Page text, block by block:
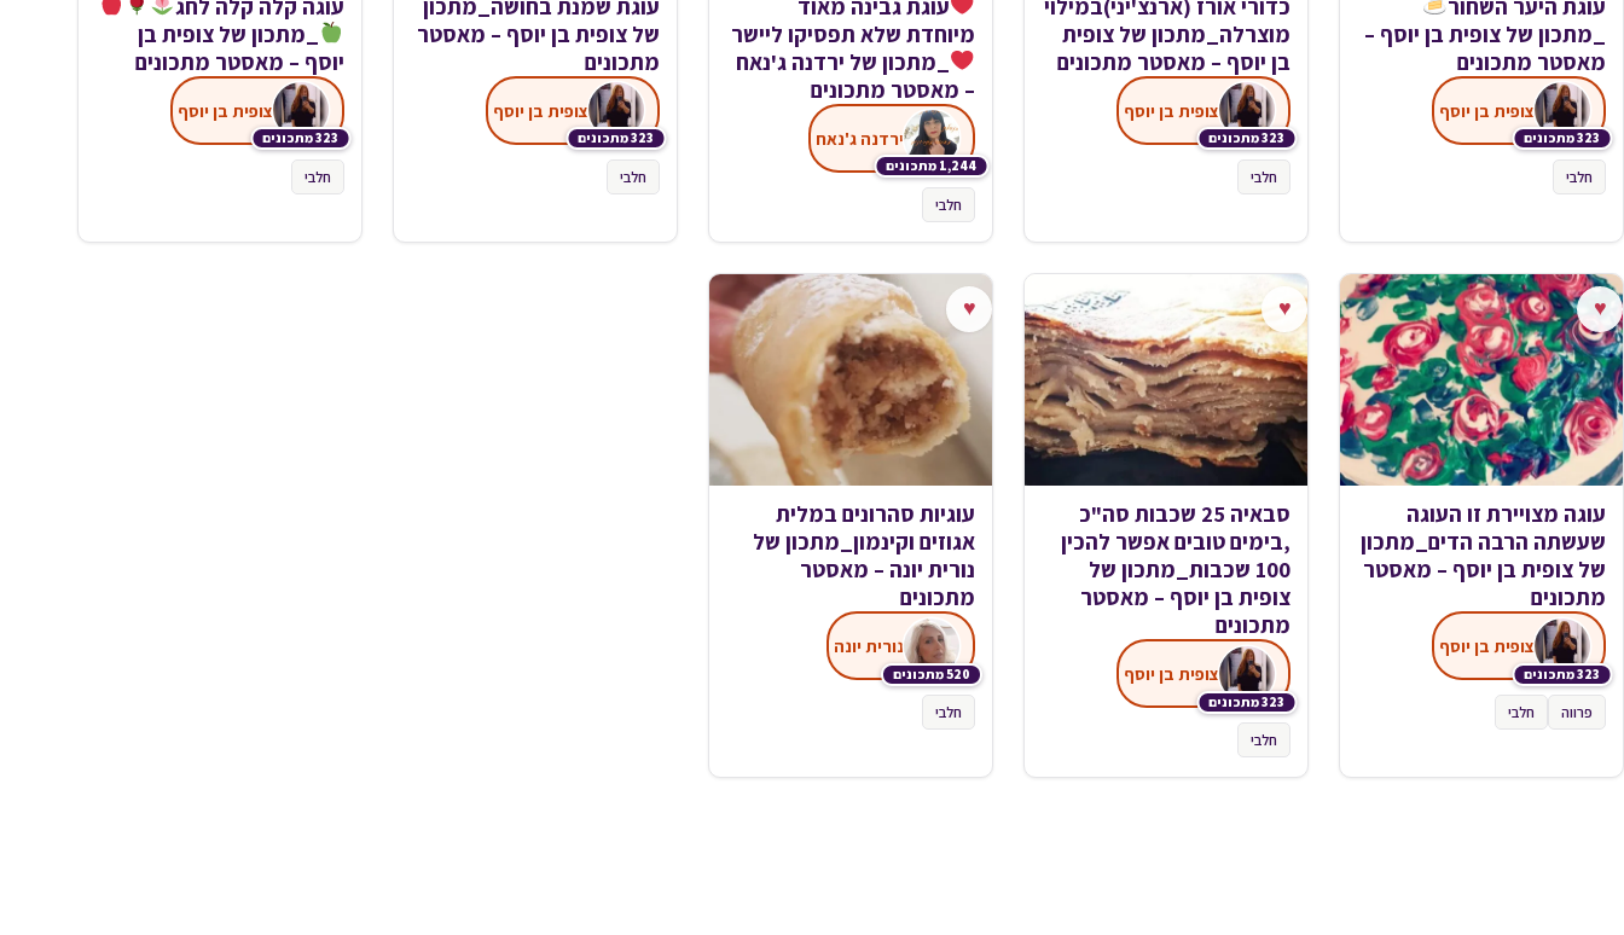
_מתכון של צופית בן יוסף –
מאסטר מתכונים
323 מתכונים
צופית בן יוסף
חלבי
מוצרלה_מתכון של צופית
בן יוסף – מאסטר מתכונים
323 מתכונים
צופית בן יוסף
חלבי
מיוחדת שלא תפסיקו ליישר
_מתכון של ירדנה ג'נאח
– מאסטר מתכונים
1,244 מתכונים
ירדנה ג'נאח
חלבי
של צופית בן יוסף – מאסטר
מתכונים
323 מתכונים
צופית בן יוסף
חלבי
_מתכון של צופית בן
יוסף – מאסטר מתכונים
323 מתכונים
צופית בן יוסף
חלבי
♥
עוגה מצויירת זו העוגה
שעשתה הרבה הדים_מתכון
של צופית בן יוסף – מאסטר
מתכונים
323 מתכונים
צופית בן יוסף
פרווה חלבי
♥
סבאיה 25 שכבות סה"כ
,בימים טובים אפשר להכין
100 שכבות_מתכון של
צופית בן יוסף – מאסטר
מתכונים
323 מתכונים
צופית בן יוסף
חלבי
♥
עוגיות סהרונים במלית
אגוזים וקינמון_מתכון של
נורית יונה – מאסטר
מתכונים
520 מתכונים
נורית יונה
חלבי